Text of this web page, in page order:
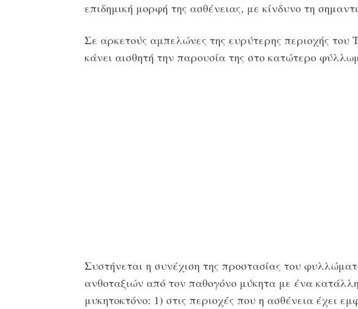
επιδημική μορφή της ασθένειας, με κίνδυνο τη
Σε αρκετούς αμπελώνες της ευρύτερης περιοχής του
κάνει αισθητή την παρουσία της στο κατώτερο
Συστήνεται η συνέχιση της προστασίας του
ανθοταξιών από τον παθογόνο μύκητα με ένα
μυκητοκτόνο: 1) στις περιοχές που η ασθένεια έχει